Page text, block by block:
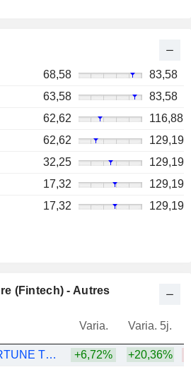
68,58
83,58
63,58
83,58
62,62
116,88
62,62
129,19
32,25
129,19
17,32
129,19
17,32 129,19
(Fintech) - Autres
Varia. Varia. 5j.
SHENZHEN FORTUNE TREND TECHNOLOGY CO., LTD. +6,72% +20,36%